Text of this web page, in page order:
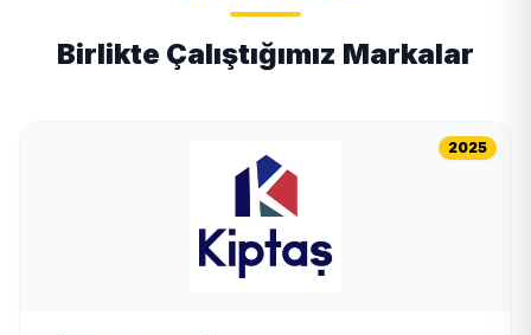
Birlikte Çalıştığımız Markalar
2025